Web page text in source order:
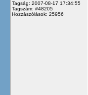
Tagság: 2007-08-17 17:34:55
Tagszám: #48205
Hozzászólások: 25956